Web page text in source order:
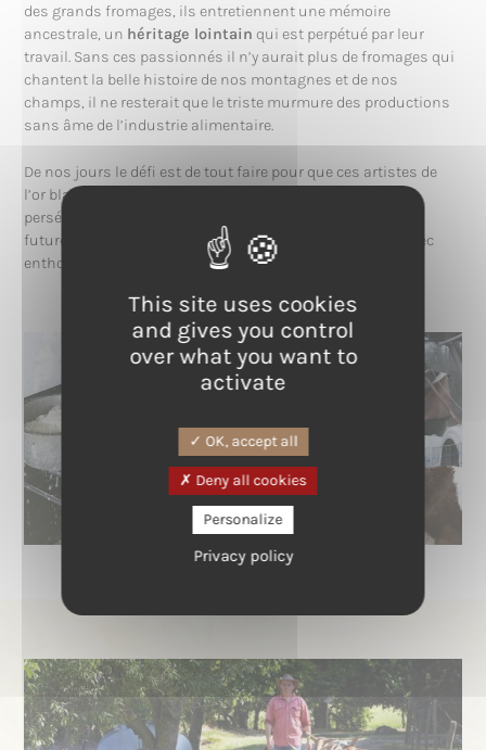
des grands fromages, ils entretiennent une mémoire
ancestrale, un héritage lointain qui est perpétué par leur
travail. Sans ces passionnés il n’y aurait plus de fromages qui
chantent la belle histoire de nos montagnes et de nos
champs, il ne resterait que le triste murmure des productions
sans âme de l’industrie alimentaire.
De nos jours le défi est de tout faire pour que ces artistes de
l’or blanc puissent valoriser leurs œuvres, afin qu’ils
persévèrent sur la voie de la qualité et que les générations
futures prennent la relève en suivant le même chemin avec
enthousiasme.
This site uses cookies
and gives you control
over what you want to
activate
OK, accept all
Deny all cookies
Personalize
Privacy policy